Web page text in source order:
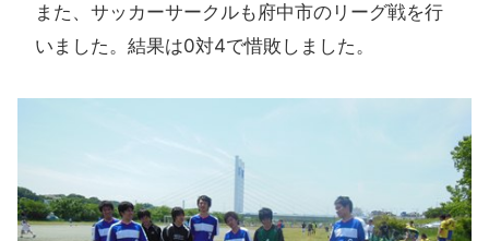
また、サッカーサークルも府中市のリーグ戦を行
いました。結果は0対4で惜敗しました。